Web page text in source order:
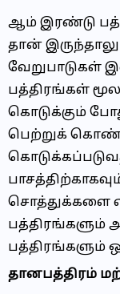
ஆம் இரண்டு
தான்
வேறுபாடுகள்
பத்திரங்கள்
கொடுக்கும்
பெற்றுக்
சொத்துக்களை
பத்திரங்களும்
பத்திரங்களும்
தானபத்திரம்